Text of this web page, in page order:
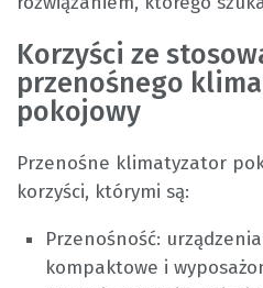
Korzyści ze
przenośnego
pokojowy
Przenośne klimatyzator
korzyści, którymi są:
Przenośność:
kompaktowe i